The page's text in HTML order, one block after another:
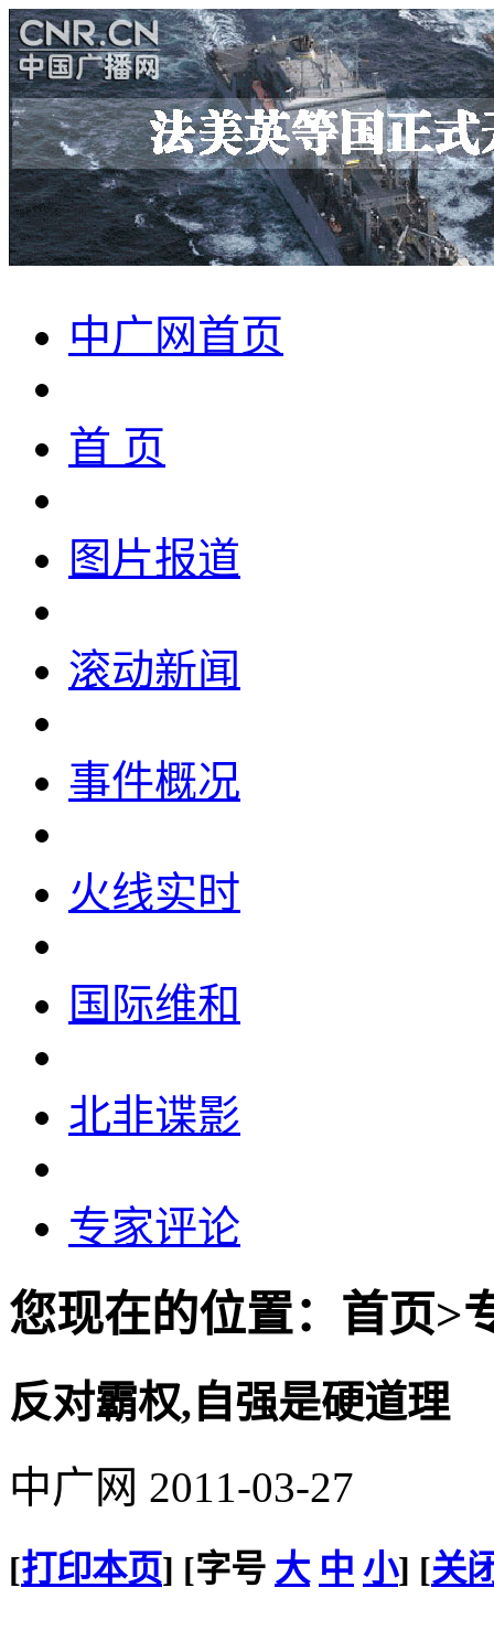
中广网首页
首 页
图片报道
滚动新闻
事件概况
火线实时
国际维和
北非谍影
专家评论
您现在的位置：首页>
反对霸权,自强是硬道理
中广网 2011-03-27
[打印本页] [字号 大 中 小] [关